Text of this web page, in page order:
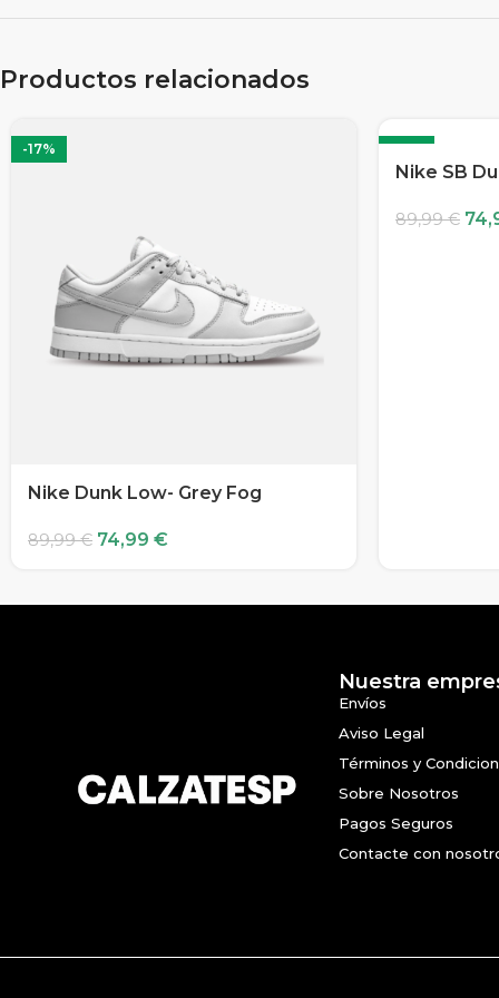
Productos relacionados
-17%
Nike Dunk Low- Grey Fog
89,99€ 74,99 €
-17%
Nike SB
89,99€
Nuestra
Envíos
Aviso Legal
Términos y
Sobre Nosotros
Pagos Seguros
Contacte con